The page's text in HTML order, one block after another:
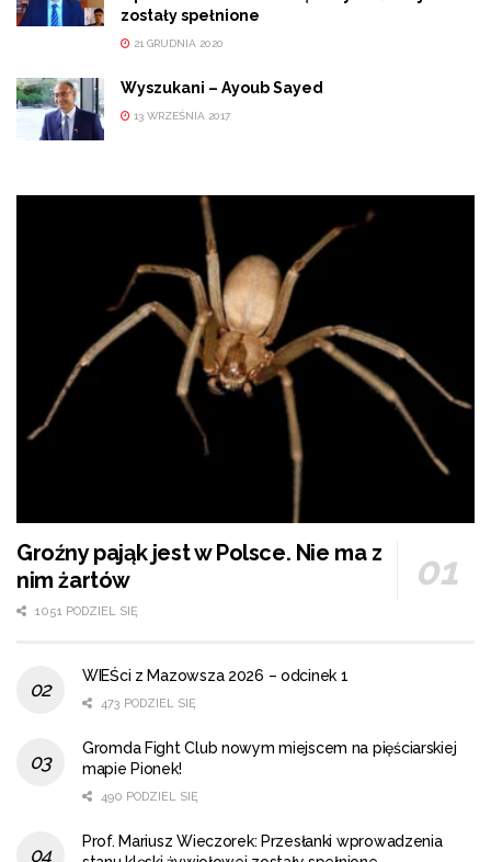
zostały spełnione
21 GRUDNIA 2020
Wyszukani – Ayoub Sayed
13 WRZEŚNIA 2017
Groźny pająk jest w Polsce. Nie ma z
nim żartów
1051 PODZIEL SIĘ
WIEŚci z Mazowsza 2026 – odcinek 1
473 PODZIEL SIĘ
Gromda Fight Club nowym miejscem na pięściarskiej
mapie Pionek!
490 PODZIEL SIĘ
Prof. Mariusz Wieczorek: Przesłanki wprowadzenia